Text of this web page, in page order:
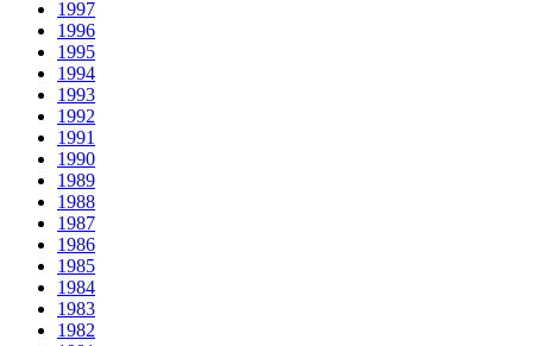
1997
1996
1995
1994
1993
1992
1991
1990
1989
1988
1987
1986
1985
1984
1983
1982